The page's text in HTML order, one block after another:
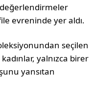
evreninde yer aldı.
seçilen
yalnızca birer
yansıtan